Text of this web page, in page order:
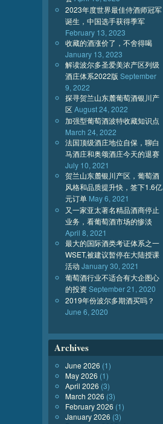
2023年度世界最佳侍酒师冠军
诞生，中国选手获得季军
February 13, 2023
收藏的酒涨价了，不舍得喝
January 13, 2023
解读波尔多圣爱美浓产区列级
酒庄体系2022版 September
9, 2022
探寻贺兰山东麓葡萄酒银川产
区August 24, 2022
加强型葡萄酒波特收藏知识点
March 24, 2022
法国顶级酒庄地位自保，聊白
马酒庄和奥颂酒庄今天的退赛
July 10, 2021
贺兰山东麓银川产区，葡萄酒
风格和品质提升快，签下1.6亿
元订单 May 6, 2021
又一家亚太著名精品酒商停止
业务，看葡萄酒市场的惨淡
April 8, 2021
最大的国际酒类考证体系之一
WSET,被建议暂停在大陆授课
活动 January 30, 2021
葡萄酒行业不适合有大企图心
的投资September 21, 2020
2019年份波尔多期酒买吗？
June 6, 2020
Archives
June 2026 (1)
May 2026 (1)
April 2026 (3)
March 2026 (3)
February 2026 (1)
January 2026 (3)